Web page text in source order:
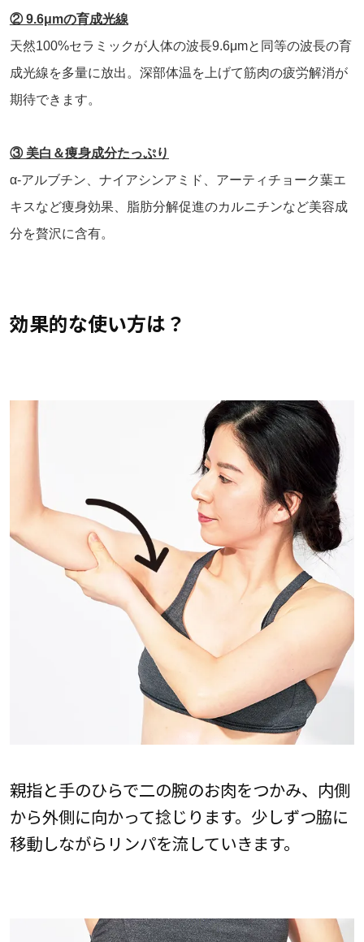
② 9.6μmの育成光線
天然100%セラミックが人体の波長9.6μmと同等の波長の育
成光線を多量に放出。深部体温を上げて筋肉の疲労解消が
期待できます。
③ 美白＆痩身成分たっぷり
α-アルブチン、ナイアシンアミド、アーティチョーク葉エ
キスなど痩身効果、脂肪分解促進のカルニチンなど美容成
分を贅沢に含有。
効果的な使い方は？
親指と手のひらで二の腕のお肉をつかみ、内側
から外側に向かって捻じります。少しずつ脇に
移動しながらリンパを流していきます。